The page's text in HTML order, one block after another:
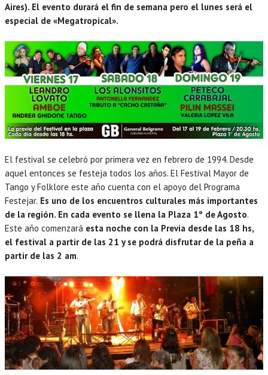
Aires). El evento durará el fin de semana pero el lunes será el
especial de «Megatropical».
El festival se celebró por primera vez en febrero de 1994. Desde
aquel entonces se festeja todos los años. El Festival Mayor de
Tango y Folklore este año cuenta con el apoyo del Programa
Festejar. Es uno de los encuentros culturales más importantes
de la región. En cada evento se llena la Plaza 1º de Agosto.
Este año comenzará esta noche con la Previa desde las 18 hs,
el festival a partir de las 21 y se podrá disfrutar de la peña a
partir de las 2 am.